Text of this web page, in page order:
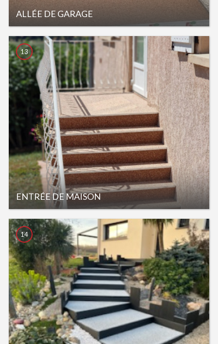
ALLÉE DE GARAGE
ENTRÉE DE MAISON
13
14